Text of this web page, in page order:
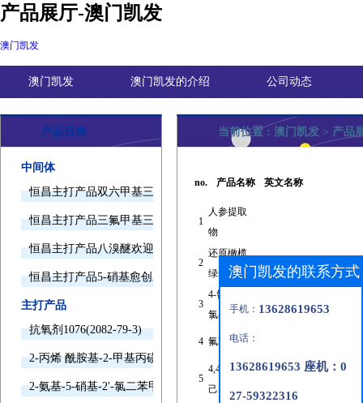
产品展厅-澳门凯发
澳门凯发
澳门凯发 澳门凯发的介绍 公司动态
产品目录
中间体
恒昌主打产品双六甲基三胺欢迎询价
恒昌主打产品三氟甲基三甲基硅烷欢迎询价
恒昌主打产品八溴醚欢迎询价
恒昌主打产品5-硝基愈创木酚钠欢迎询价
主打产品
抗氧剂1076(2082-79-3)
2-丙烯 酰胺基-2-甲基丙磺酸(15214-89-8)
2-氨基-5-硝基-2'-氯二苯甲酮(2011-66-7)
当前位置 : 澳门凯发 > 产品
no. 产品名称 英文名称
1
人参提取
物
2
还原橄榄
绿t
3
4-氰基苄
氯-j
4 氟苯咪唑
5
4,4-二氟环
己基甲酸
澳门凯发的联系方式
手机： 13628619653
电话：
13628619653 座机：0
27-59322316